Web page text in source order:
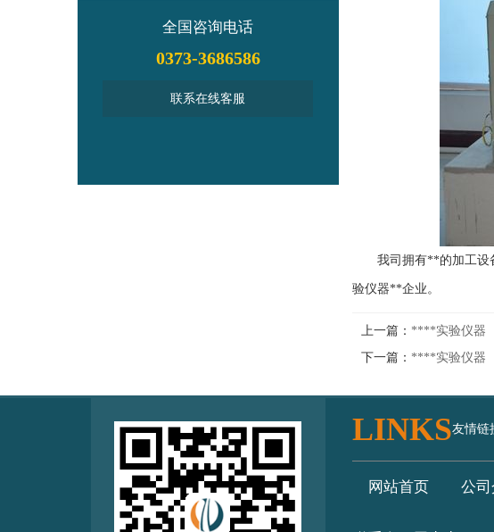
全国咨询电话
0373-3686586
联系在线客服
我司拥有**的加工设备
验仪器**企业。
上一篇： ****实验仪器
下一篇： ****实验仪器
LINKS友情
网站首页 公